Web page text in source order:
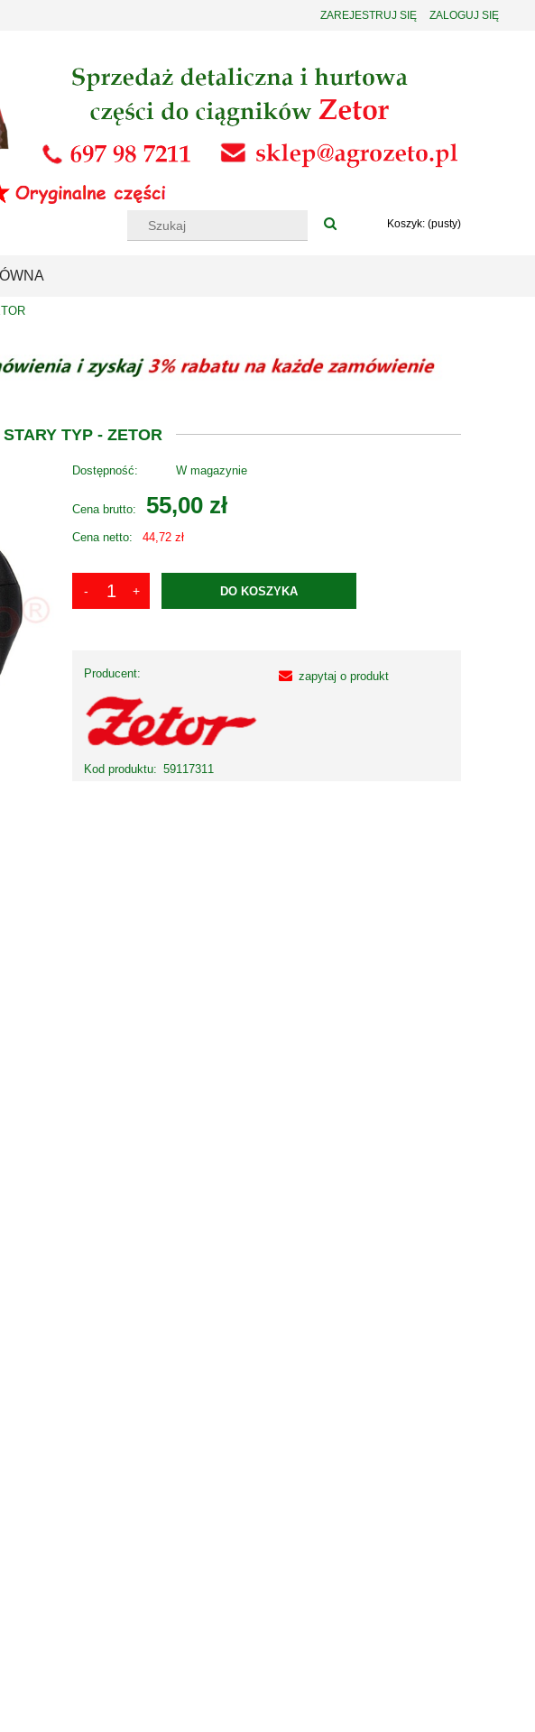
ZAREJESTRUJ SIĘ ZALOGUJ SIĘ
Koszyk: (pusty)
TYP - ZETOR
Dostępność: W magazynie
Cena brutto: 55,00 zł
Cena netto: 44,72 zł
DO KOSZYKA
Producent:
Kod produktu: 59117311
zapytaj o produkt